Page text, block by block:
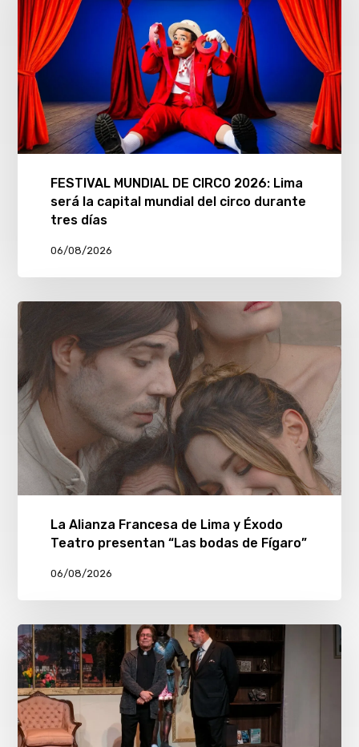
FESTIVAL MUNDIAL DE CIRCO 2026: Lima
será la capital mundial del circo durante
tres días
06/08/2026
La Alianza Francesa de Lima y Éxodo
Teatro presentan “Las bodas de Fígaro”
06/08/2026